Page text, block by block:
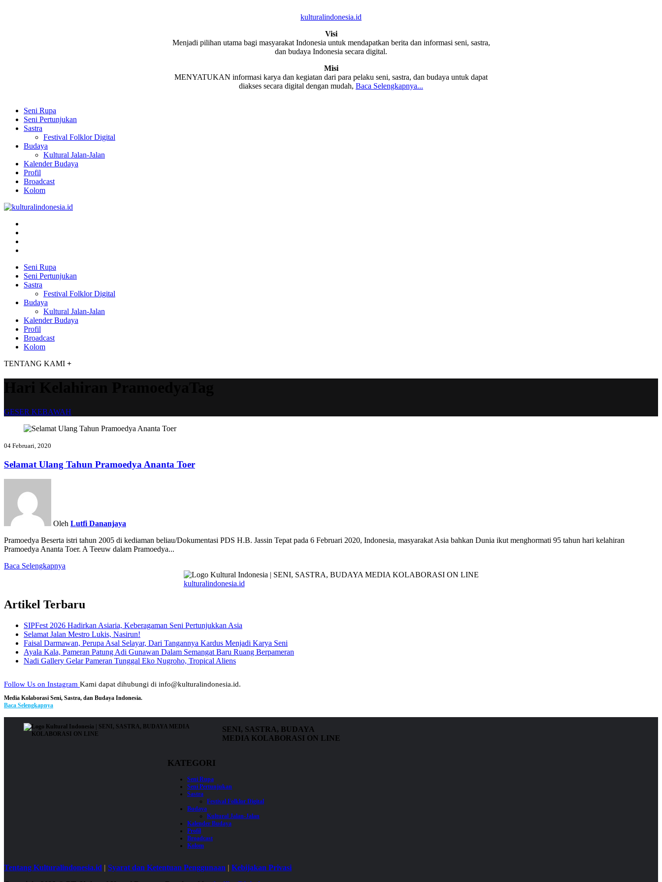
kulturalindonesia.id
Visi
Menjadi pilihan utama bagi masyarakat Indonesia untuk mendapatkan berita dan informasi seni, sastra,
dan budaya Indonesia secara digital.
Misi
MENYATUKAN informasi karya dan kegiatan dari para pelaku seni, sastra, dan budaya untuk dapat
diakses secara digital dengan mudah, Baca Selengkapnya...
Seni Rupa
Seni Pertunjukan
Sastra
Festival Folklor Digital
Budaya
Kultural Jalan-Jalan
Kalender Budaya
Profil
Broadcast
Kolom
Seni Rupa
Seni Pertunjukan
Sastra
Festival Folklor Digital
Budaya
Kultural Jalan-Jalan
Kalender Budaya
Profil
Broadcast
Kolom
TENTANG KAMI +
GESER KEBAWAH
04 Februari, 2020
Selamat Ulang Tahun Pramoedya Ananta Toer
Oleh Lutfi Dananjaya
Pramoedya Beserta istri tahun 2005 di kediaman beliau/Dokumentasi PDS H.B. Jassin Tepat pada 6 Februari 2020, Indonesia, masyarakat Asia bahkan Dunia ikut menghormati 95 tahun hari kelahiran
Pramoedya Ananta Toer. A Teeuw dalam Pramoedya...
Baca Selengkapnya
kulturalindonesia.id
Artikel Terbaru
SIPFest 2026 Hadirkan Asiaria, Keberagaman Seni Pertunjukkan Asia
Selamat Jalan Mestro Lukis, Nasirun!
Faisal Darmawan, Perupa Asal Selayar, Dari Tangannya Kardus Menjadi Karya Seni
Ayala Kala, Pameran Patung Adi Gunawan Dalam Semangat Baru Ruang Berpameran
Nadi Gallery Gelar Pameran Tunggal Eko Nugroho, Tropical Aliens
Follow Us on Instagram Kami dapat dihubungi di info@kulturalindonesia.id.
Media Kolaborasi Seni, Sastra, dan Budaya Indonesia.
Baca Selengkapnya
SENI, SASTRA, BUDAYA
MEDIA KOLABORASI ON LINE
KATEGORI
Seni Rupa
Seni Pertunjukan
Sastra
Festival Folklor Digital
Budaya
Kultural Jalan-Jalan
Kalender Budaya
Profil
Broadcast
Kolom
Tentang Kulturalindonesia.id | Syarat dan Ketentuan Penggunaan | Kebijakan Privasi